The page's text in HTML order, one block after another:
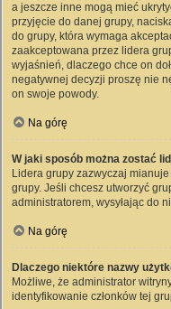
a jeszcze inne mogą mieć
przyjęcie do danej grupy,
do grupy, która wymaga
zaakceptowana przez lidera
wyjaśnień, dlaczego chce on
negatywnej decyzji proszę nie
on swoje powody.
Na górę
W jaki sposób można zostać
Lidera grupy zazwyczaj
grupy. Jeśli chcesz utworzyć
administratorem, wysyłając do
Na górę
Dlaczego niektóre nazwy
Możliwe, że administrator
identyfikowanie członków tej